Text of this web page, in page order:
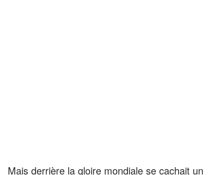
Mais derrière la gloire mondiale se cachait un